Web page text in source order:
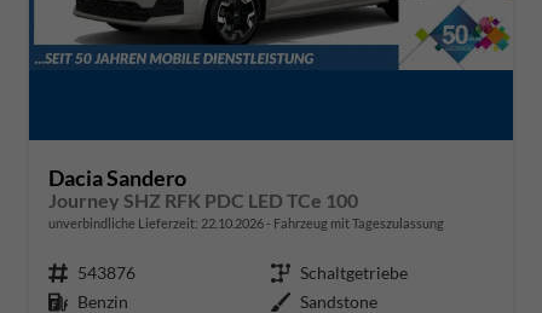
Dacia Sandero
Journey SHZ RFK PDC LED TCe 100
unverbindliche Lieferzeit: 22.10.2026 Fahrzeug mit Tageszulassung
Fahrzeugnr. 543876 Getriebe Schaltgetriebe
Kraftstoff Benzin Außenfarbe Sandstone